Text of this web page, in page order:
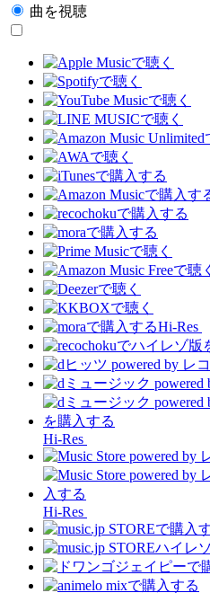
曲を視聴
Hi-Res
Hi-Res
Hi-Res